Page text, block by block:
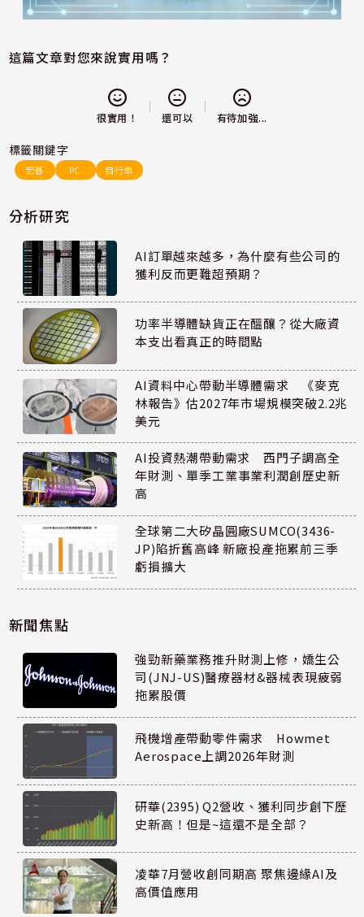
這篇文章對您來說實用嗎？
很實用！ 還可以 有待加強...
標籤關鍵字
宏碁 PC 自行車
分析研究
AI訂單越來越多，為什麼有些公司的
獲利反而更難超預期？
功率半導體缺貨正在醞釀？從大廠資
本支出看真正的時間點
AI資料中心帶動半導體需求 《麥克
林報告》估2027年市場規模突破2.2兆
美元
AI投資熱潮帶動需求 西門子調高全
年財測、單季工業事業利潤創歷史新
高
全球第二大矽晶圓廠SUMCO(3436-
JP)陷折舊高峰 新廠投產拖累前三季
虧損擴大
新聞焦點
強勁新藥業務推升財測上修，嬌生公
司(JNJ-US)醫療器材&器械表現疲弱
拖累股價
飛機增產帶動零件需求 Howmet
Aerospace上調2026年財測
研華(2395) Q2營收、獲利同步創下歷
史新高！但是~這還不是全部？
凌華7月營收創同期高 聚焦邊緣AI及
高價值應用